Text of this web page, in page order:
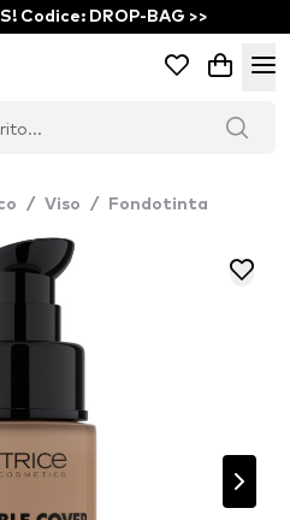
Codice: DROP-BAG >>
/ Viso / Fondotinta